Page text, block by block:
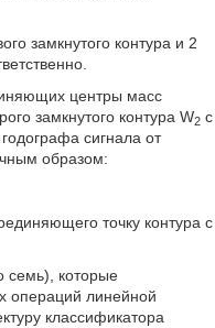
замкнутого контура и 2
центры масс
замкнутого контура W2с
сигнала от
образом:
точку контура с
семь), которые
операций линейной
классификатора